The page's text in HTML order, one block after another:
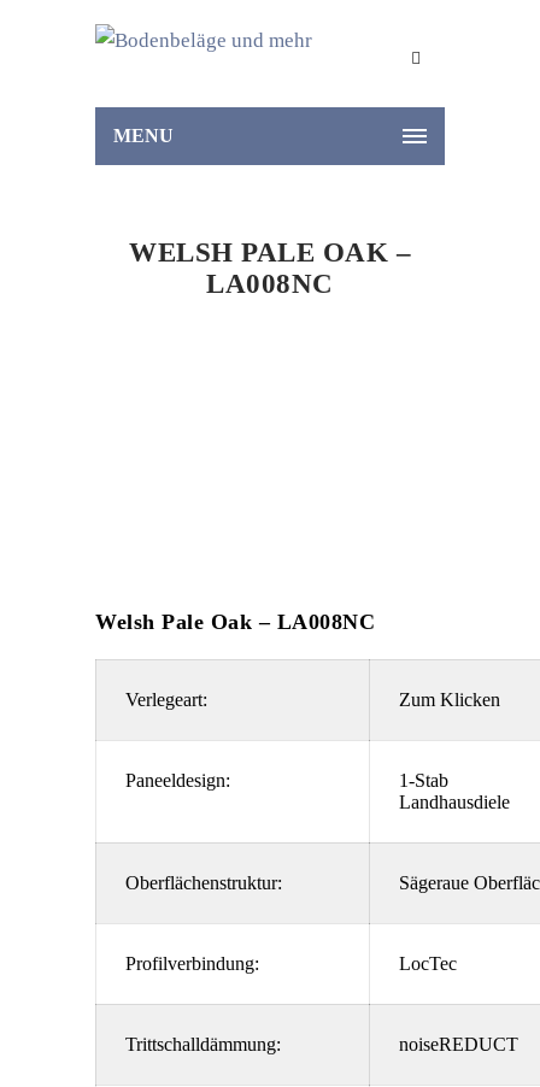
MENU
WELSH PALE OAK –
LA008NC
Welsh Pale Oak – LA008NC
Verlegeart: Zum Klicken
Paneeldesign:
1-Stab
Landhausdiele
Oberflächenstruktur: Sägeraue
Profilverbindung: LocTec
Trittschalldämmung: noiseREDUCT